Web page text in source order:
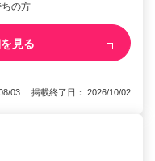
の方
見る
03 掲載終了日： 2026/10/02